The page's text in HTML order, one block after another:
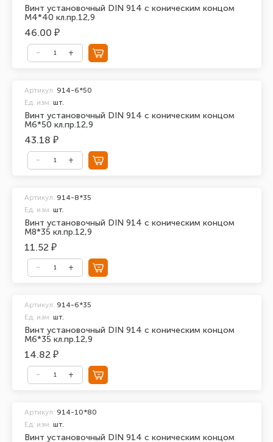
Винт установочный DIN 914 с коническим концом
М4*40 кл.пр.12,9
46.00 ₽
Винт установочный DIN 914 с коническим концом
М6*50 кл.пр.12,9
Артикул: 914-6*50
Ед. изм. шт.
43.18 ₽
Винт установочный DIN 914 с коническим концом
М8*35 кл.пр.12,9
Артикул: 914-8*35
Ед. изм. шт.
11.52 ₽
Винт установочный DIN 914 с коническим концом
М6*35 кл.пр.12,9
Артикул: 914-6*35
Ед. изм. шт.
14.82 ₽
Винт установочный DIN 914 с коническим концом
Артикул: 914-10*80
Ед. изм. шт.